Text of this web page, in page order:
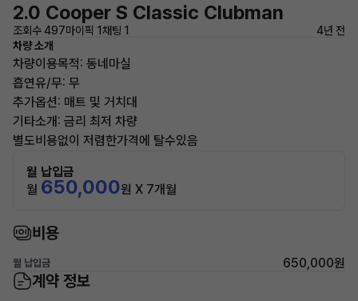
2.0 Cooper S Classic Clubman
조회수 497마이픽 1채팅 1
4년 전
차량 소개
차량이용목적: 동네마실
흡연유/무: 무
추가옵션: 매트 및 거치대
기타소개: 금리 최저 차량
별도비용없이 저렴한가격에 탈수있음
월 납입금
월 650,000원 X 7개월
비용
월 납입금 650,000원
계약 정보